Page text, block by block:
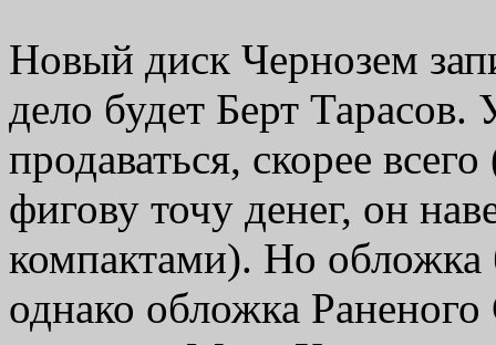
Новый диск Чернозем
дело будет Берт Тарасов.
продаваться, скорее
фигову точу денег, он
компактами). Но обложка
однако обложка